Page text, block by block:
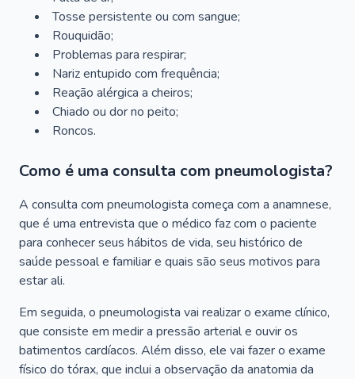
Tosse persistente ou com sangue;
Rouquidão;
Problemas para respirar;
Nariz entupido com frequência;
Reação alérgica a cheiros;
Chiado ou dor no peito;
Roncos.
Como é uma consulta com pneumologista?
A consulta com pneumologista começa com a anamnese,
que é uma entrevista que o médico faz com o paciente
para conhecer seus hábitos de vida, seu histórico de
saúde pessoal e familiar e quais são seus motivos para
estar ali.
Em seguida, o pneumologista vai realizar o exame clínico,
que consiste em medir a pressão arterial e ouvir os
batimentos cardíacos. Além disso, ele vai fazer o exame
físico do tórax, que inclui a observação da anatomia da